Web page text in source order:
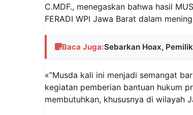
C.MDF., menegaskan bahwa hasil
FERADI WPI Jawa Barat dalam
Baca Juga:Sebarkan Hoax,
«”Musda kali ini menjadi semangat
kegiatan pemberian bantuan hukum
membutuhkan, khususnya di wilayah